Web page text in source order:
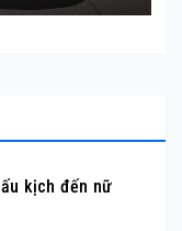
kịch đến nữ